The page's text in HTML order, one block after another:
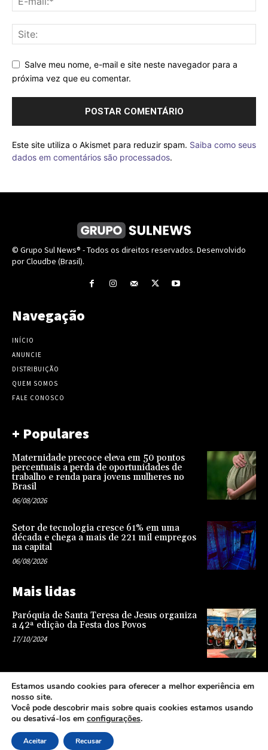
Salve meu nome, e-mail e site neste navegador para a
próxima vez que eu comentar.
Este site utiliza o Akismet para reduzir spam. Saiba como seus
dados em comentários são processados.
© Grupo Sul News® - Todos os direitos reservados. Desenvolvido
por Cloudbe (Brasil).
Navegação
INÍCIO
ANUNCIE
DISTRIBUIÇÃO
QUEM SOMOS
FALE CONOSCO
+ Populares
Maternidade precoce eleva em 50 pontos
percentuais a perda de oportunidades de
trabalho e renda para jovens mulheres no
Brasil
06/08/2026
Setor de tecnologia cresce 61% em uma
década e chega a mais de 221 mil empregos
na capital
06/08/2026
Mais lidas
Paróquia de Santa Teresa de Jesus organiza
a 42ª edição da Festa dos Povos
17/10/2024
Representatividade na infância: o papel da
escola na formação de uma sociedade mais
justa e equitativa
26/04/2024
Estamos usando cookies para oferecer a melhor experiência em
nosso site.
Você pode descobrir mais sobre quais cookies estamos usando
ou desativá-los em configurações.
Aceitar Recusar